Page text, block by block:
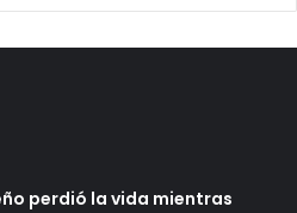
perdió la vida mientras